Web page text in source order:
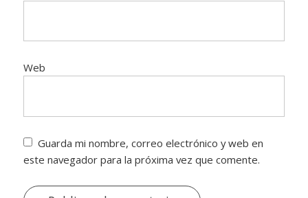
Web
Guarda mi nombre, correo electrónico y web en
este navegador para la próxima vez que comente.